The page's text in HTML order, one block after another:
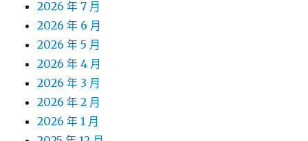
2026 年 7 月
2026 年 6 月
2026 年 5 月
2026 年 4 月
2026 年 3 月
2026 年 2 月
2026 年 1 月